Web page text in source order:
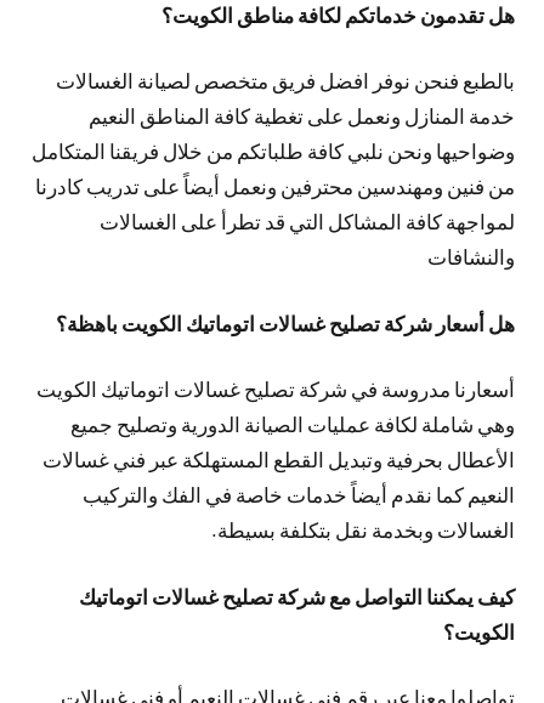
هل تقدمون خدماتكم لكافة مناطق الكويت؟
بالطبع فنحن نوفر افضل فريق متخصص لصيانة الغسالات
خدمة المنازل ونعمل على تغطية كافة المناطق النعيم
وضواحيها ونحن نلبي كافة طلباتكم من خلال فريقنا المتكامل
من فنين ومهندسين محترفين ونعمل أيضاً على تدريب كادرنا
لمواجهة كافة المشاكل التي قد تطرأ على الغسالات
والنشافات
هل أسعار شركة تصليح غسالات اتوماتيك الكويت باهظة؟
أسعارنا مدروسة في شركة تصليح غسالات اتوماتيك الكويت
وهي شاملة لكافة عمليات الصيانة الدورية وتصليح جميع
الأعطال بحرفية وتبديل القطع المستهلكة عبر فني غسالات
النعيم كما نقدم أيضاً خدمات خاصة في الفك والتركيب
الغسالات وبخدمة نقل بتكلفة بسيطة.
كيف يمكننا التواصل مع شركة تصليح غسالات اتوماتيك
الكويت؟
تواصلوا معنا عبر رقم فني غسالات النعيم أو فني غسالات